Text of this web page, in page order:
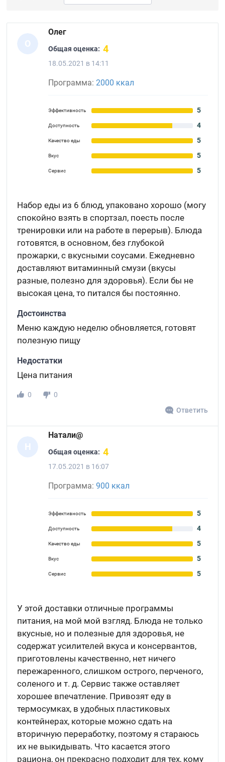
О
Олег
Общая оценка: 4
18.05.2021 в 14:11
Программа: 2000 ккал
Эффективность 5
Доступность 4
Качество еды 5
Вкус 5
Сервис 5
Набор еды из 6 блюд, упаковано хорошо (могу
спокойно взять в спортзал, поесть после
тренировки или на работе в перерыв). Блюда
готовятся, в основном, без глубокой
прожарки, с вкусными соусами. Ежедневно
доставляют витаминный смузи (вкусы
разные, полезно для здоровья). Если бы не
высокая цена, то питался бы постоянно.
Достоинства
Меню каждую неделю обновляется, готовят
полезную пищу
Недостатки
Цена питания
0
0
Ответить
Н
Натали@
Общая оценка: 4
17.05.2021 в 16:07
Программа: 900 ккал
Эффективность 5
Доступность 4
Качество еды 5
Вкус 5
Сервис 5
У этой доставки отличные программы
питания, на мой мой взгляд. Блюда не только
вкусные, но и полезные для здоровья, не
содержат усилителей вкуса и консервантов,
приготовлены качественно, нет ничего
пережаренного, слишком острого, перченого,
соленого и т. д. Сервис также оставляет
хорошее впечатление. Привозят еду в
термосумках, в удобных пластиковых
контейнерах, которые можно сдать на
вторичную переработку, поэтому я стараюсь
их не выкидывать. Что касается этого
рациона, он прекрасно подходит для тех, кому